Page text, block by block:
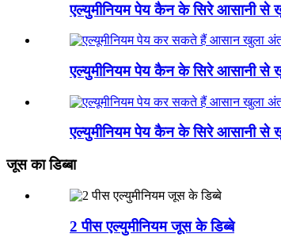
एल्युमीनियम पेय कैन के सिरे आसानी से
एल्युमीनियम पेय कैन के सिरे आसानी
एल्युमीनियम पेय कैन के सिरे आसानी
जूस का डिब्बा
2 पीस एल्युमीनियम जूस के डिब्बे